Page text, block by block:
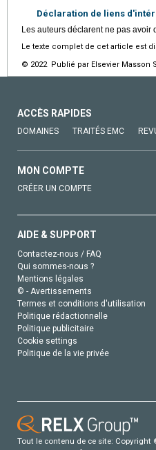
Déclaration de liens
Les auteurs déclarent ne pas avoir
Le texte complet de cet article est
© 2022 Publié par Elsevier Masson
ACCÈS RAPIDES
DOMAINES TRAITÉS EMC
MON COMPTE
CRÉER UN COMPTE
AIDE & SUPPORT
Contactez-nous / FAQ
Qui sommes-nous ?
Mentions légales
© - Avertissements
Termes et conditions d'utilisation
Politique rédactionnelle
Politique publicitaire
Cookie settings
Politique de la vie privée
Tout le contenu de ce site: